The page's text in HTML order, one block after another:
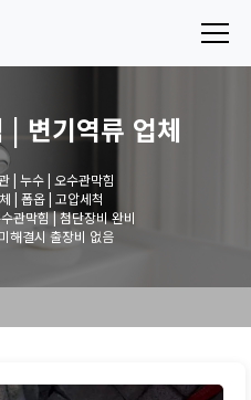
| 변기역류 업체
| 누수 | 오수관막힘
| 폽옵 | 고압세척
관막힘 | 첨단장비 완비
해결시 출장비 없음